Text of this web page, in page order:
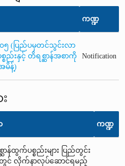
ကဏ္ဍ
၀၅ (ပြည်ပမှတင်သွင်းလာ
ည်းနှင့် တိရစ္ဆာန်အစာကို
မိန့်)
Notification
ကဏ္ဍ
န်ထွက်ပစ္စည်းများ ပြည်တွင်း
င် လိုက်နာလုပ်ဆောင်ရမည့်